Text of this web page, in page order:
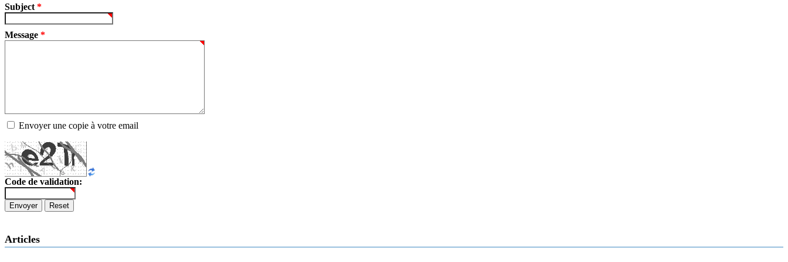
Subject *
Message *
Envoyer une copie à votre email
Code de validation:
Envoyer Reset
Articles